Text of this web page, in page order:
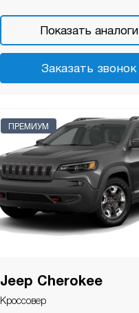
Показать аналоги
Заказать звонок
ПРЕМИУМ
Jeep Cherokee
Кроссовер